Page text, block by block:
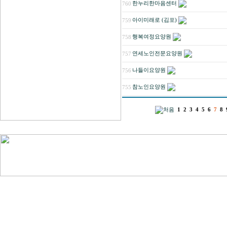
760 한누리한마음센터
759 아이미래로 (김포)
758 행복여정요양원
757 연세노인전문요양원
756 나들이요양원
755 참노인요양원
1 2 3 4 5 6 7 8